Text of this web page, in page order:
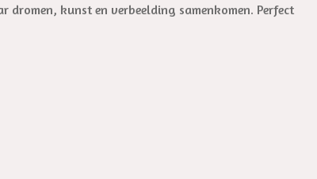
dromen, kunst en verbeelding samenkomen. Perfect